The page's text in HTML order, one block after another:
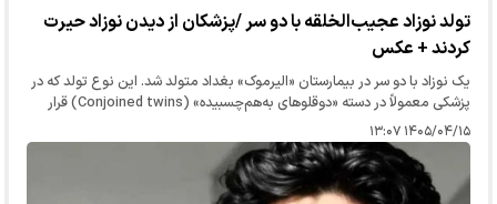
تولد نوزاد عجیب‌الخلقه با دو سر /پزشکان از دیدن نوزاد حیرت
کردند + عکس
یک نوزاد با دو سر در بیمارستان «الیرموک» بغداد متولد شد. این نوع تولد که در
پزشکی معمولاً در دسته «دوقلوهای به‌هم‌چسبیده» (Conjoined twins) قرار
می‌گیرد.
۱۴۰۵/۰۴/۱۵ ۱۳:۰۷